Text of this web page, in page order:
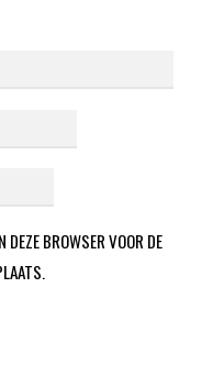
BROWSER VOOR DE